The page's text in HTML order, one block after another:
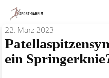
22. März 2023
ein